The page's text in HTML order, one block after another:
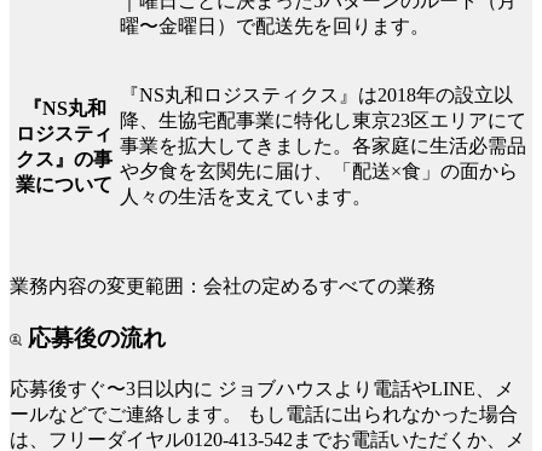
曜〜金曜日）で配送先を回ります。
『NS丸和
ロジスティ
クス』の事
業について
『NS丸和ロジスティクス』は2018年の設立以
降、生協宅配事業に特化し東京23区エリアにて
事業を拡大してきました。各家庭に生活必需品
や夕食を玄関先に届け、「配送×食」の面から
人々の生活を支えています。
業務内容の変更範囲：会社の定めるすべての業務
応募後の流れ
応募後すぐ〜3日以内に ジョブハウスより電話やLINE、メ
ールなどでご連絡します。
もし電話に出られなかった場合
は、フリーダイヤル0120-413-542までお電話いただくか、メ